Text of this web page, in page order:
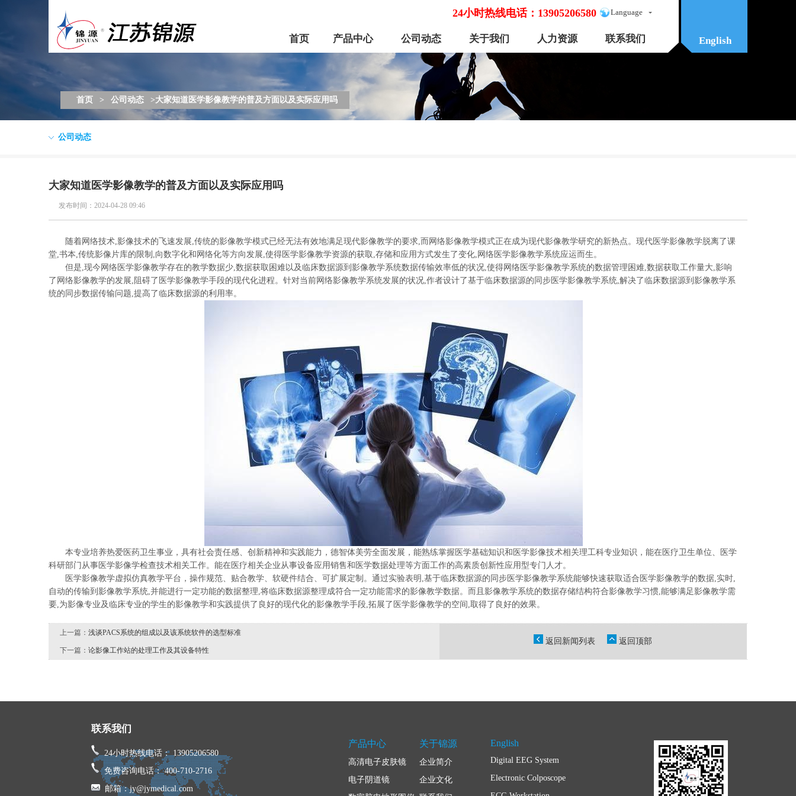
Language
24小时热线电话： 13905206580
首页 产品中心 公司动态 关于我们 人力资源 联系我们 English
首页 > 公司动态 >大家知道医学影像教学的普及方面以及实际应用吗
公司动态
大家知道医学影像教学的普及方面以及实际应用吗
发布时间：2024-04-28 09:46
随着网络技术,影像技术的飞速发展,传统的影像教学模式已经无法有效地满足现代影像教学的要求,而网络影像教学模式正在成为现代影像教学研究的新热点。现代医学影像教学脱离了课
堂,书本,传统影像片库的限制,向数字化和网络化等方向发展,使得医学影像教学资源的获取,存储和应用方式发生了变化,网络医学影像教学系统应运而生。
但是,现今网络医学影像教学存在的教学数据少,数据获取困难以及临床数据源到影像教学系统数据传输效率低的状况,使得网络医学影像教学系统的数据管理困难,数据获取工作量大,影响
了网络影像教学的发展,阻碍了医学影像教学手段的现代化进程。针对当前网络影像教学系统发展的状况,作者设计了基于临床数据源的同步医学影像教学系统,解决了临床数据源到影像教学系
统的同步数据传输问题,提高了临床数据源的利用率。
本专业培养热爱医药卫生事业，具有社会责任感、创新精神和实践能力，德智体美劳全面发展，能熟练掌握医学基础知识和医学影像技术相关理工科专业知识，能在医疗卫生单位、医学
科研部门从事医学影像学检查技术相关工作。能在医疗相关企业从事设备应用销售和医学数据处理等方面工作的高素质创新性应用型专门人才。
医学影像教学虚拟仿真教学平台，操作规范、贴合教学、软硬件结合、可扩展定制。通过实验表明,基于临床数据源的同步医学影像教学系统能够快速获取适合医学影像教学的数据,实时,
自动的传输到影像教学系统,并能进行一定功能的数据整理,将临床数据源整理成符合一定功能需求的影像教学数据。而且影像教学系统的数据存储结构符合影像教学习惯,能够满足影像教学需
要,为影像专业及临床专业的学生的影像教学和实践提供了良好的现代化的影像教学手段,拓展了医学影像教学的空间,取得了良好的效果。
上一篇： 浅谈PACS系统的组成以及该系统软件的选型标准
下一篇： 论影像工作站的处理工作及其设备特性
返回新闻列表 返回顶部
联系我们
24小时热线电话： 13905206580
免费咨询电话： 400-710-2716
邮箱：jy@jymedical.com
产品中心
高清电子皮肤镜
电子阴道镜
关于锦源
企业简介
企业文化
English
Digital EEG System
Electronic Colposcope